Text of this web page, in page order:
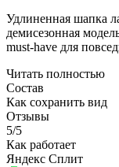
Удлиненная шапка
демисезонная
must-have для
Читать полностью
Состав
Как сохранить вид
Отзывы
5/5
Как работает
Яндекс Сплит